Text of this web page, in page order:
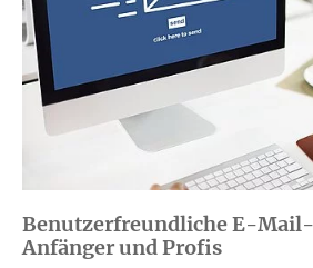
Benutzerfreundliche E-
Anfänger und Profis